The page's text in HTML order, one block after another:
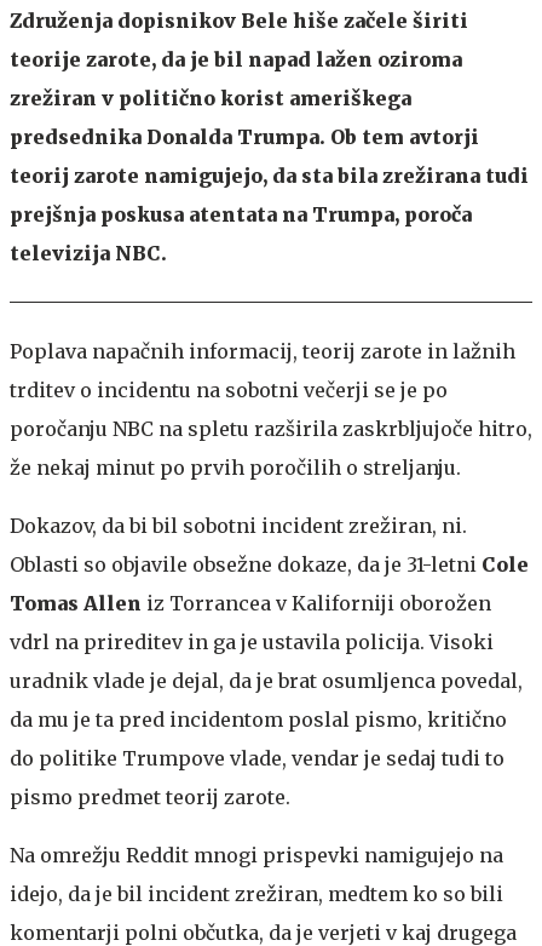
Združenja dopisnikov Bele hiše začele širiti
teorije zarote, da je bil napad lažen oziroma
zrežiran v politično korist ameriškega
predsednika Donalda Trumpa. Ob tem avtorji
teorij zarote namigujejo, da sta bila zrežirana tudi
prejšnja poskusa atentata na Trumpa, poroča
televizija NBC.
Poplava napačnih informacij, teorij zarote in lažnih
trditev o incidentu na sobotni večerji se je po
poročanju NBC na spletu razširila zaskrbljujoče hitro,
že nekaj minut po prvih poročilih o streljanju.
Dokazov, da bi bil sobotni incident zrežiran, ni.
Oblasti so objavile obsežne dokaze, da je 31-letni Cole
Tomas Allen iz Torrancea v Kaliforniji oborožen
vdrl na prireditev in ga je ustavila policija. Visoki
uradnik vlade je dejal, da je brat osumljenca povedal,
da mu je ta pred incidentom poslal pismo, kritično
do politike Trumpove vlade, vendar je sedaj tudi to
pismo predmet teorij zarote.
Na omrežju Reddit mnogi prispevki namigujejo na
idejo, da je bil incident zrežiran, medtem ko so bili
komentarji polni občutka, da je verjeti v kaj drugega